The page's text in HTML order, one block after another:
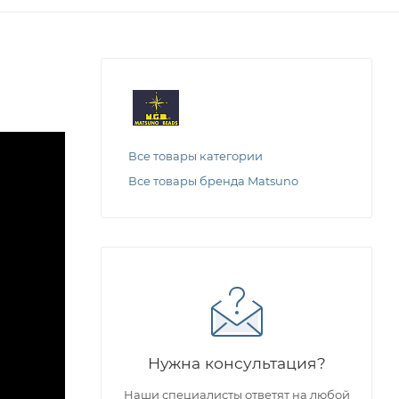
Все товары категории
Все товары бренда Matsuno
Нужна консультация?
Наши специалисты ответят на любой